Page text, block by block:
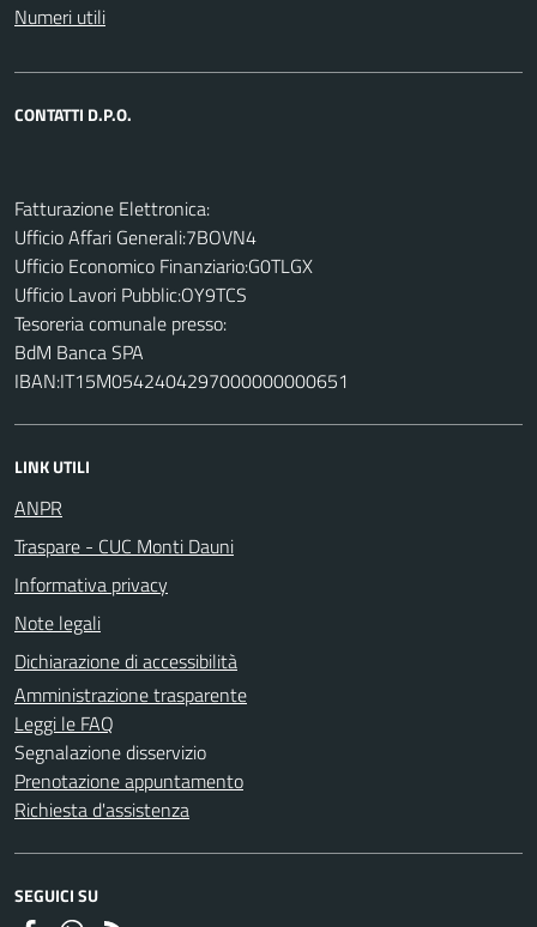
Numeri utili
CONTATTI D.P.O.
Fatturazione Elettronica:
Ufficio Affari Generali:7BOVN4
Ufficio Economico Finanziario:G0TLGX
Ufficio Lavori Pubblic:OY9TCS
Tesoreria comunale presso:
BdM Banca SPA
IBAN:IT15M0542404297000000000651
LINK UTILI
ANPR
Traspare - CUC Monti Dauni
Informativa privacy
Note legali
Dichiarazione di accessibilità
Amministrazione trasparente
Leggi le FAQ
Segnalazione disservizio
Prenotazione appuntamento
Richiesta d'assistenza
SEGUICI SU